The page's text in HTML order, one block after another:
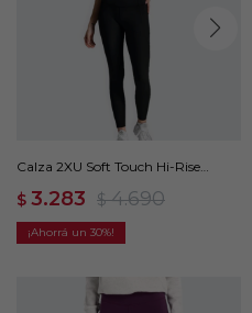
Calza 2XU Soft Touch Hi-Rise
$ 3.283 $ 4.690
30